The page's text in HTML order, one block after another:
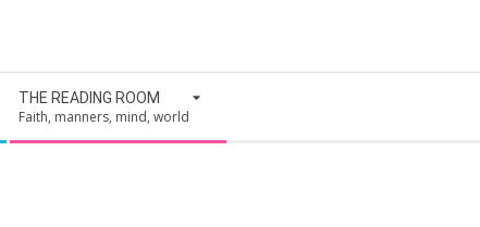
THE READING ROOM
Faith, manners, mind, world